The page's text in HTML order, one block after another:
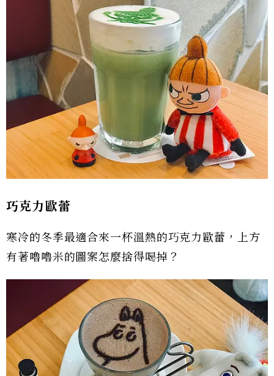
巧克力歐蕾
寒冷的冬季最適合來一杯溫熱的巧克力歐蕾，上方
有著嚕嚕米的圖案怎麼捨得喝掉？